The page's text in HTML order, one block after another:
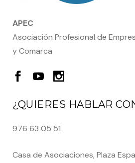
APEC
Asociación Profesional de
y Comarca
¿QUIERES HABLAR
976 63 05 51
Casa de Asociaciones, Plaza